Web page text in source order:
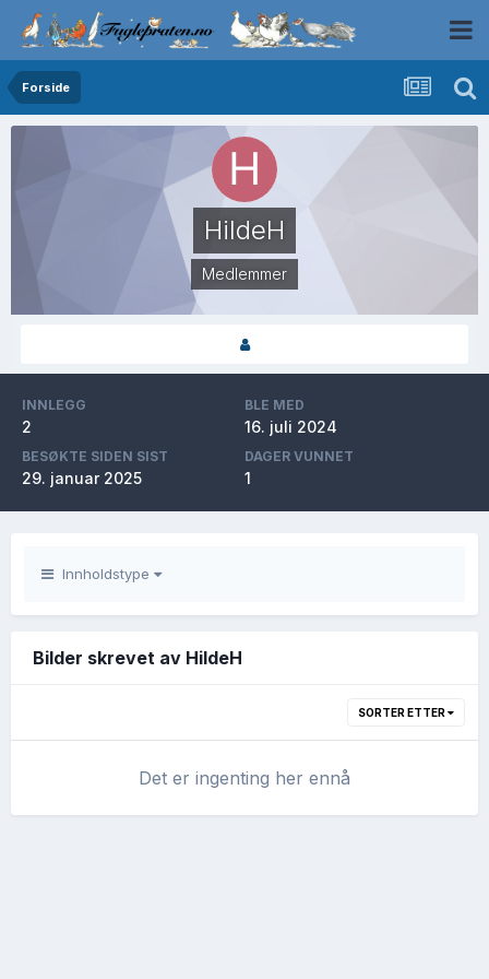
Forside
HildeH
Medlemmer
INNLEGG
2
BLE MED
16. juli 2024
BESØKTE SIDEN SIST
29. januar 2025
DAGER VUNNET
1
Innholdstype
Bilder skrevet av HildeH
SORTER ETTER
Det er ingenting her ennå